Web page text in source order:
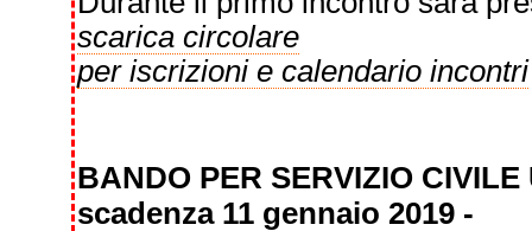
scarica circolare
per iscrizioni e calendario incontri
BANDO PER SERVIZIO
scadenza 11 gennaio 2019 -